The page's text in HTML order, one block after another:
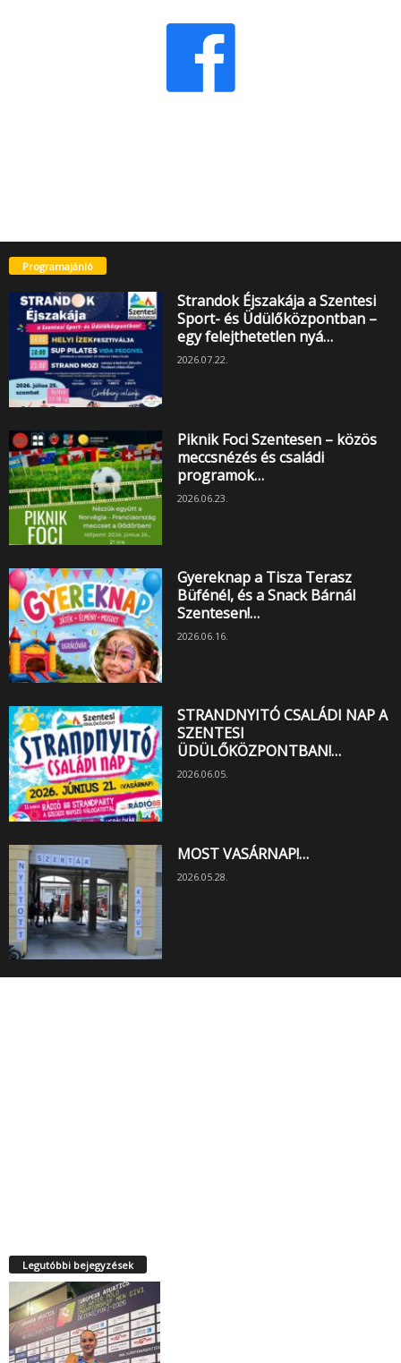
Programajánló
Strandok Éjszakája a Szentesi
Sport- és Üdülőközpontban –
egy felejthetetlen nyá…
2026.07.22.
Piknik Foci Szentesen – közös
meccsnézés és családi
programok…
2026.06.23.
Gyereknap a Tisza Terasz
Büfénél, és a Snack Bárnál
Szentesen!…
2026.06.16.
STRANDNYITÓ CSALÁDI NAP A
SZENTESI
ÜDÜLŐKÖZPONTBAN!…
2026.06.05.
MOST VASÁRNAP!…
2026.05.28.
Legutóbbi bejegyzések